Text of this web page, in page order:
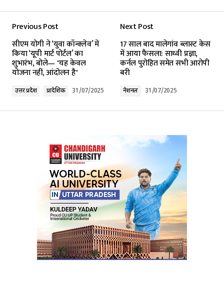
Required fields are marked*
Comment*
Your E-mail*
Submit Comment
Previous Post
सीएम योगी ने ‘युवा कॉन्क्लेव’ में
किया ‘यूपी मार्ट पोर्टल’ का
शुभारंभ, बोले— "यह केवल
योजना नहीं, आंदोलन है"
उत्तर प्रदेश प्रादेशिक 31/07/2025
Next Post
17 साल बाद मालेगांव ब्लास्ट केस
में आया फैसला: साध्वी प्रज्ञा,
कर्नल पुरोहित समेत सभी आरोपी
बरी
नेशनल 31/07/2025